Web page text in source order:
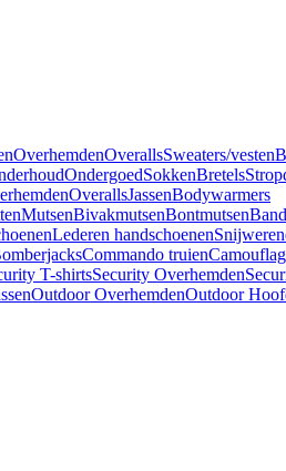
OverhemdenOverallsSweaters/vesten
OndergoedSokkenBretels
OverallsJassenBodywarmers
MutsenBivakmutsenBontmutsen
Lederen handschoenen
Commando truien
T-shirtsSecurity Overhemden
Outdoor OverhemdenOutdoor